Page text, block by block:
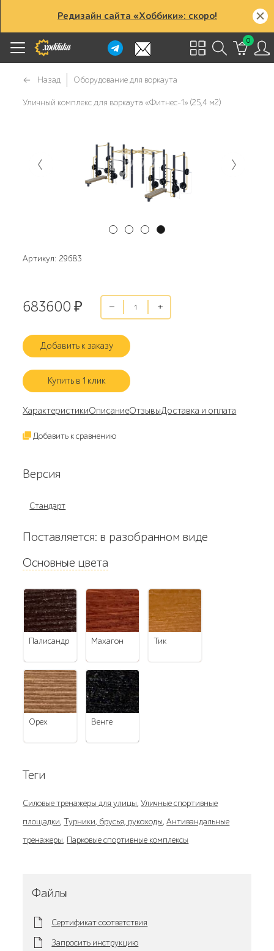
Редизайн сайта «Хоббики»: скоро!
0
Назад Оборудование для воркаута
Уличный комплекс для воркаута «Фитнес-1» (25,4 м2)
Артикул: 29683
683600 ₽
Добавить к заказу
Купить в 1 клик
ХарактеристикиОписаниеОтзывыДоставка и оплата
Добавить к сравнению
Версия
Стандарт
Поставляется: в разобранном виде
Основные цвета
палисандр махагон тик
орех венге
Теги
Силовые тренажеры для улицы,Уличные спортивные
площадки,Турники, брусья, рукоходы,Антивандальные
тренажеры, Парковые спортивные комплексы
Файлы
Сертификат соответствия
Запросить инструкцию